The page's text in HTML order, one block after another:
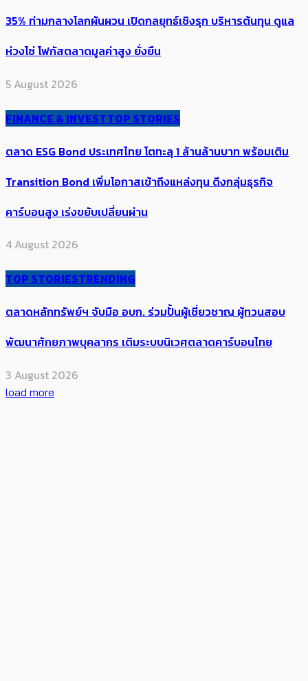
35% ท่ามกลางโลกผันผวน เปิดกลยุทธ์เชิงรุก บริหารต้นทุน ดูแล
ห่วงโซ่ โฟกัสตลาดมูลค่าสูง ยั่งยืน
5 August 2026
FINANCE & INVESTTOP STORIES
ตลาด ESG Bond ประเทศไทย โตทะลุ 1 ล้านล้านบาท พร้อมเติม
Transition Bond เพิ่มโอกาสเข้าถึงแหล่งทุน ดึงกลุ่มธุรกิจ
คาร์บอนสูง เร่งขยับเปลี่ยนผ่าน
4 August 2026
TOP STORIESTRENDING
ตลาดหลักทรัพย์ฯ จับมือ อบก. ร่วมปั้นผู้เชี่ยวชาญ ผู้ทวนสอบ
พัฒนาศักยภาพบุคลากร เติมระบบนิเวศตลาดคาร์บอนไทย
3 August 2026
load more